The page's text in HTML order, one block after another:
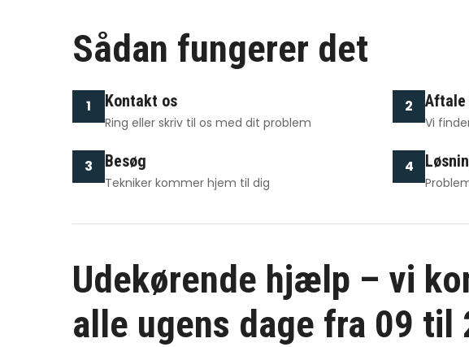
Sådan fungerer det
1 Kontakt os
Ring eller skriv til os med dit problem
2
Vi
3 Besøg
Tekniker kommer hjem til dig
4
Udekørende hjælp – vi
alle ugens dage fra 09 til